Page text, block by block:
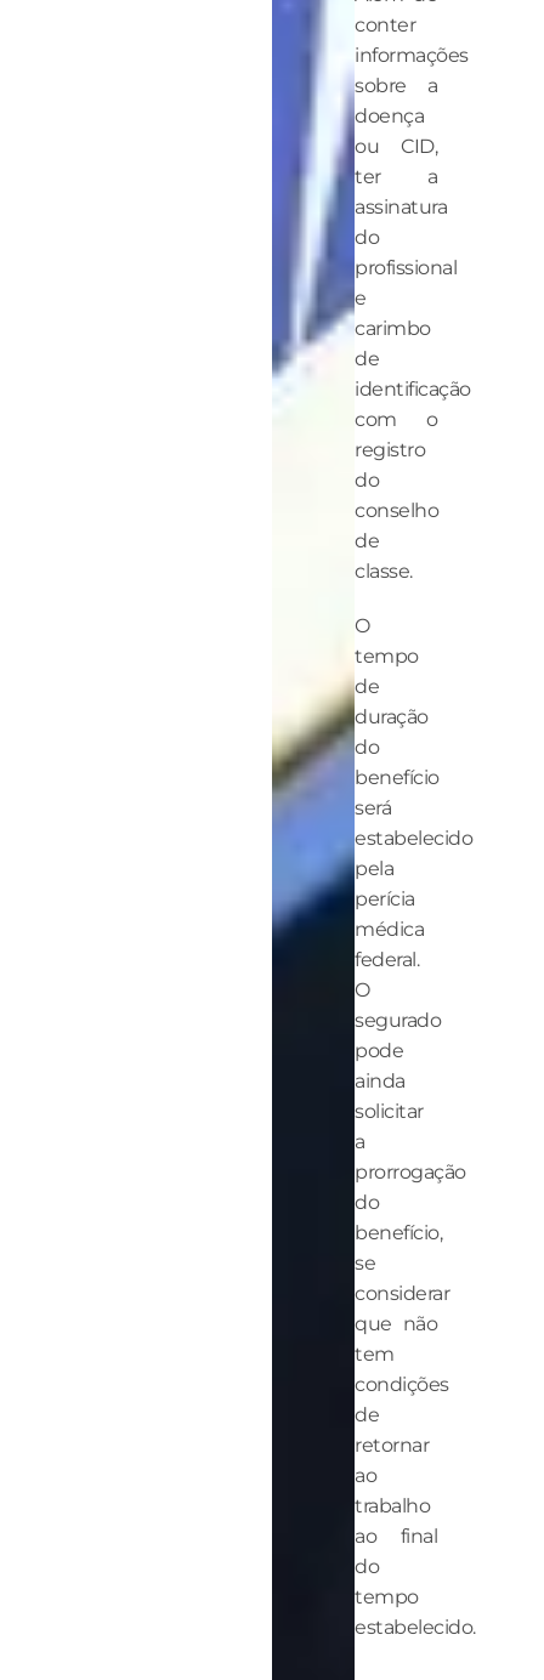
conter
informações
sobre a
doença
ou CID,
ter a
assinatura
do
profissional
e
carimbo
de
identificação
com o
registro
do
conselho
de
classe.
O
tempo
de
duração
do
benefício
será
estabelecido
pela
perícia
médica
federal.
O
segurado
pode
ainda
solicitar
a
prorrogação
do
benefício,
se
considerar
que não
tem
condições
de
retornar
ao
trabalho
ao final
do
tempo
estabelecido.